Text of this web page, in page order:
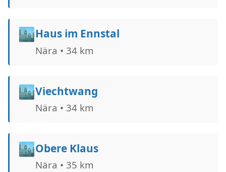
🏙️Haus im Ennstal
Nära • 34 km
🏙️Viechtwang
Nära • 34 km
🏙️Obere Klaus
Nära • 35 km